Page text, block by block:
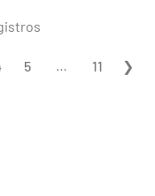
5 11 ❯